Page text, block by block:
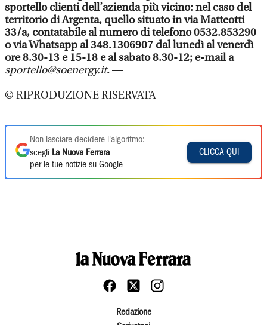
sportello clienti dell’azienda più vicino: nel caso del
territorio di Argenta, quello situato in via Matteotti
33/a, contatabile al numero di telefono 0532.853290
o via Whatsapp al 348.1306907 dal lunedì al venerdì
ore 8.30-13 e 15-18 e al sabato 8.30-12; e-mail a
sportello@soenergy.it.—
© RIPRODUZIONE RISERVATA
Non lasciare decidere l'algoritmo:
scegli La Nuova Ferrara
per le tue notizie su Google
CLICCA QUI
Redazione